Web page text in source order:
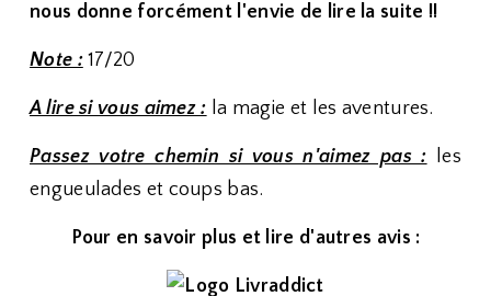
nous donne forcément l'envie de lire la suite !!
Note :17/20
A lire si vous aimez : la magie et les aventures.
Passez votre chemin si vous n'aimez pas : les
engueulades et coups bas.
Pour en savoir plus et lire d'autres avis :